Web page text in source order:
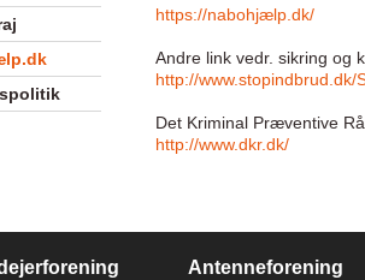
https://nabohjælp.dk/
Andre link vedr. sikring og
http://www.stopindbrud.dk/
Det Kriminal Præventive
http://www.dkr.dk/
Antenneforening